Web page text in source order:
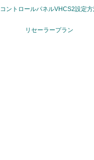
コントロールパネルVHCS2設定方
リセーラープラン